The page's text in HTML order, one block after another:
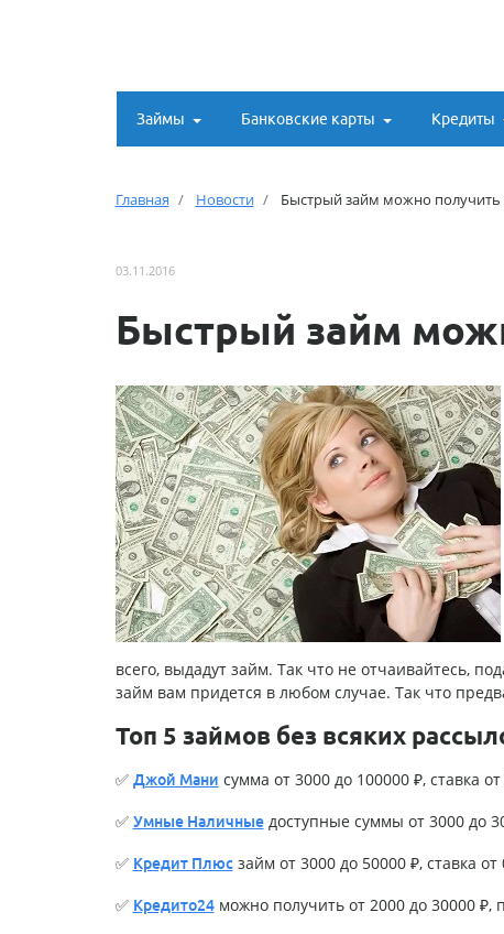
Займы Банковские карты Кредиты
Главная Новости Быстрый займ можно
03.11.2016
Быстрый займ
всего, выдадут займ. Так что не отчаивайтесь,
займ вам придется в любом случае. Так что
Топ 5 займов без всяких
✅ Джой Мани сумма от 3000 до 100000 ₽, ставка
✅ Умные Наличныедоступные суммы от 3000 до
✅ Кредит Плюсзайм от 3000 до 50000 ₽, ставка
✅ Кредито24можно получить от 2000 до 30000 ₽,